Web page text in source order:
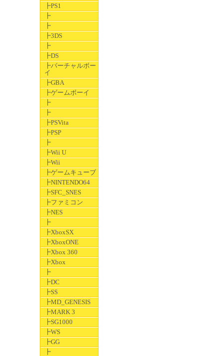
┣PS1
┣
┣
┣3DS
┣
┣DS
┣バーチャルボー
イ
┣GBA
┣ゲームボーイ
┣
┣
┣PSVita
┣PSP
┣
┣Wii U
┣Wii
┣ゲームキューブ
┣NINTENDO64
┣SFC_SNES
┣ファミコン
┣NES
┣
┣XboxSX
┣XboxONE
┣Xbox 360
┣Xbox
┣
┣DC
┣SS
┣MD_GENESIS
┣MARK 3
┣SG1000
┣WS
┣GG
┣